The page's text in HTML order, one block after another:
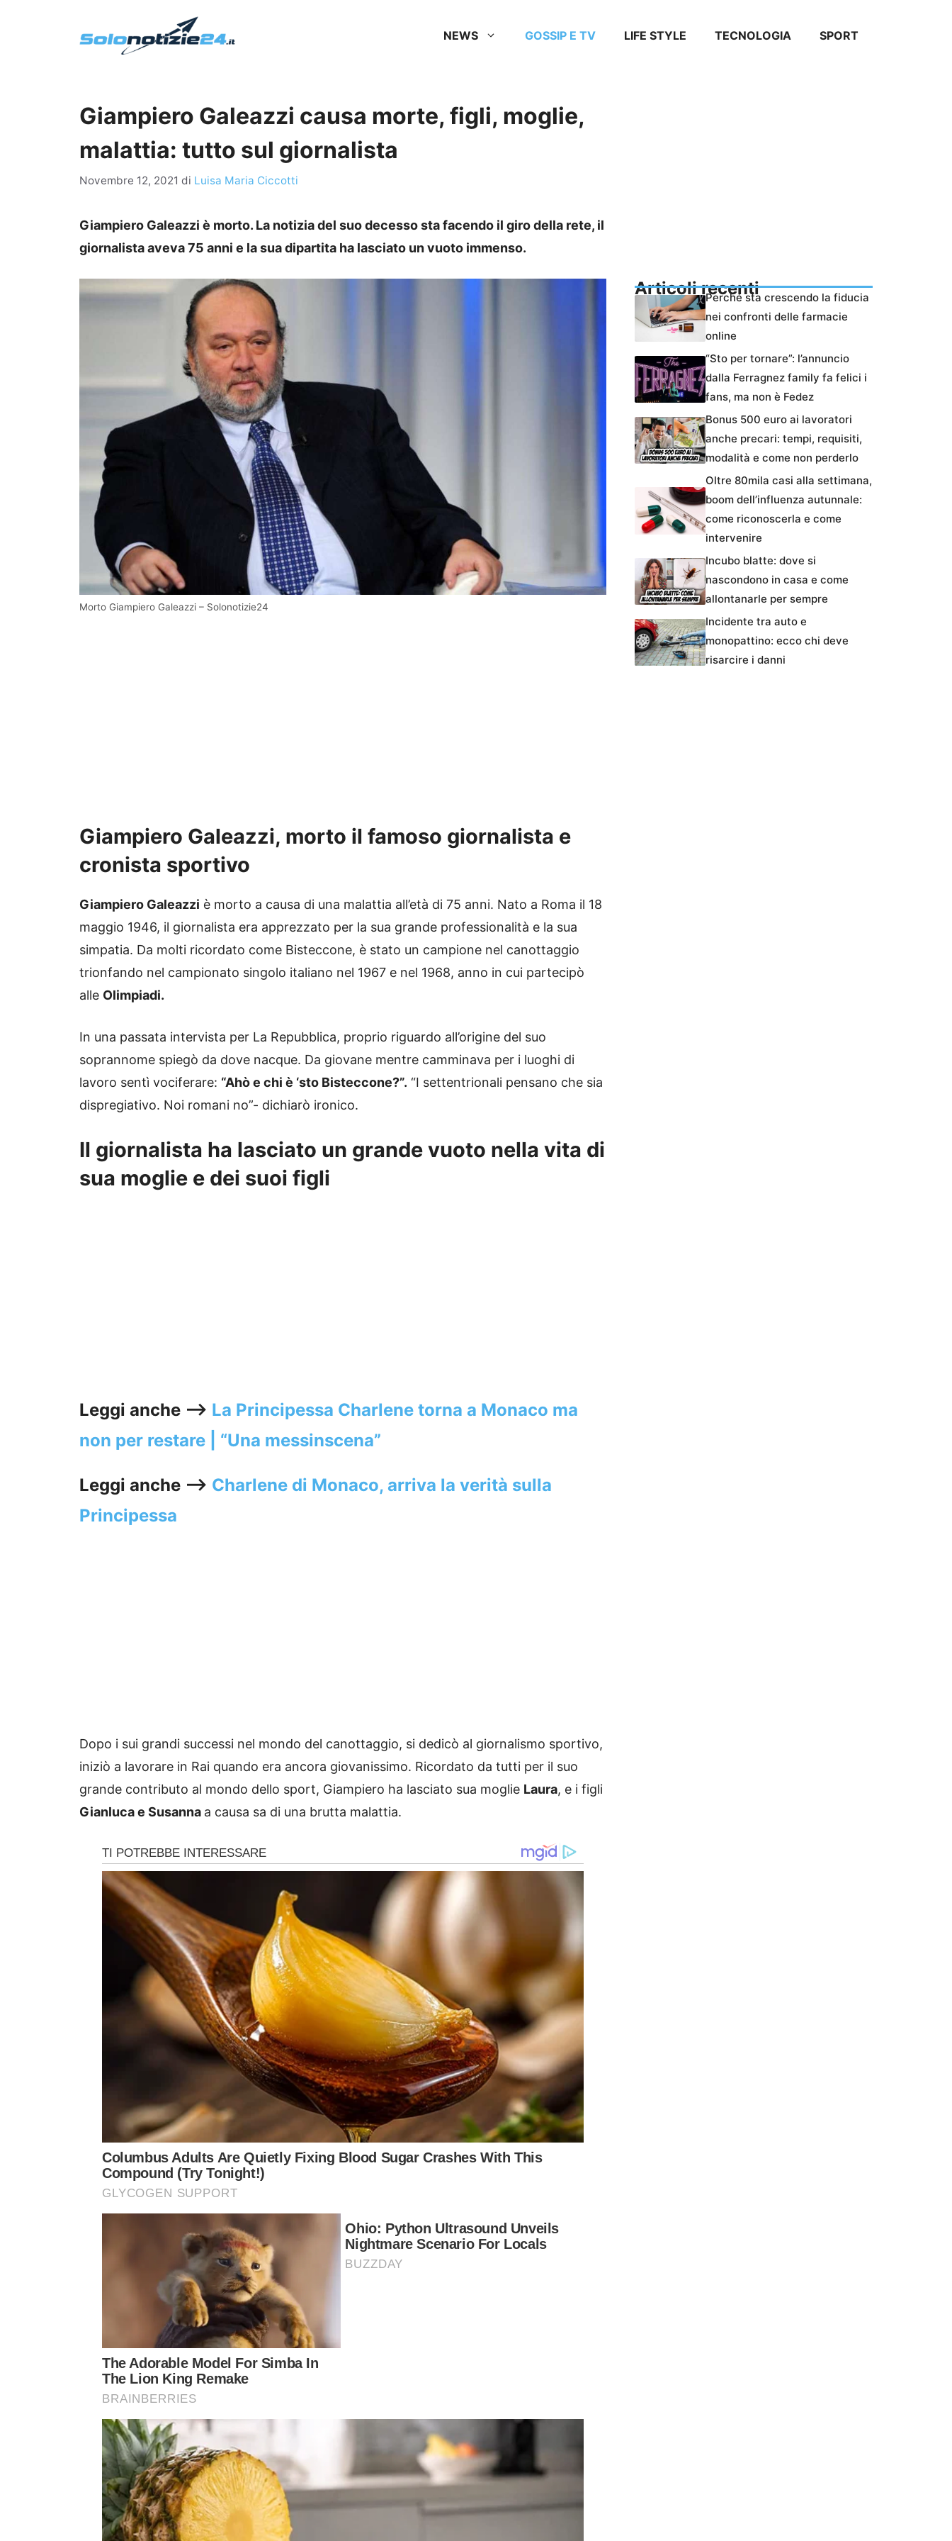
NEWS GOSSIP E TV LIFE STYLE TECNOLOGIA SPORT
Giampiero Galeazzi causa morte, figli, moglie,
malattia: tutto sul giornalista
Novembre 12, 2021 di Luisa Maria Ciccotti
Giampiero Galeazzi è morto. La notizia del suo decesso sta facendo il giro della rete, il
giornalista aveva 75 anni e la sua dipartita ha lasciato un vuoto immenso.
Morto Giampiero Galeazzi – Solonotizie24
Giampiero Galeazzi, morto il famoso giornalista e
cronista sportivo
Giampiero Galeazzi è morto a causa di una malattia all’età di 75 anni. Nato a Roma il 18
maggio 1946, il giornalista era apprezzato per la sua grande professionalità e la sua
simpatia. Da molti ricordato come Bisteccone, è stato un campione nel canottaggio
trionfando nel campionato singolo italiano nel 1967 e nel 1968, anno in cui partecipò
alle Olimpiadi.
In una passata intervista per La Repubblica, proprio riguardo all’origine del suo
soprannome spiegò da dove nacque. Da giovane mentre camminava per i luoghi di
lavoro sentì vociferare: “Ahò e chi è ‘sto Bisteccone?”. “I settentrionali pensano che sia
dispregiativo. Noi romani no”- dichiarò ironico.
Il giornalista ha lasciato un grande vuoto nella vita di
sua moglie e dei suoi figli
Leggi anche —-> La Principessa Charlene torna a Monaco ma
non per restare | “Una messinscena”
Leggi anche —-> Charlene di Monaco, arriva la verità sulla
Principessa
Dopo i sui grandi successi nel mondo del canottaggio, si dedicò al giornalismo sportivo,
iniziò a lavorare in Rai quando era ancora giovanissimo. Ricordato da tutti per il suo
grande contributo al mondo dello sport, Giampiero ha lasciato sua moglie Laura, e i figli
Gianluca e Susanna a causa sa di una brutta malattia.
Articoli recentiPerché sta crescendo la fiducia
nei confronti delle farmacie
online
“Sto per tornare”: l’annuncio
dalla Ferragnez family fa felici i
fans, ma non è Fedez
Bonus 500 euro ai lavoratori
anche precari: tempi, requisiti,
modalità e come non perderlo
Oltre 80mila casi alla settimana,
boom dell’influenza autunnale:
come riconoscerla e come
intervenire
Incubo blatte: dove si
nascondono in casa e come
allontanarle per sempre
Incidente tra auto e
monopattino: ecco chi deve
risarcire i danni